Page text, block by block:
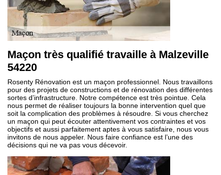
Maçon très qualifié travaille à Malzeville
54220
Rosenty Rénovation est un maçon professionnel. Nous travaillons
pour des projets de constructions et de rénovation des différentes
sortes d’infrastructure. Notre compétence est très pointue. Cela
nous permet de réaliser toujours la bonne intervention quel que
soit la complication des problèmes à résoudre. Si vous cherchez
un maçon qui peut écouter attentivement vos contraintes et vos
objectifs et aussi parfaitement aptes à vous satisfaire, nous vous
invitons de nous appeler. Nous faire confiance est l’une des
décisions qui ne va pas vous décevoir.